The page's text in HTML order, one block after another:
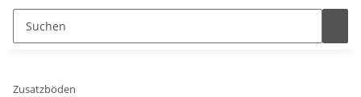
Zusatzböden